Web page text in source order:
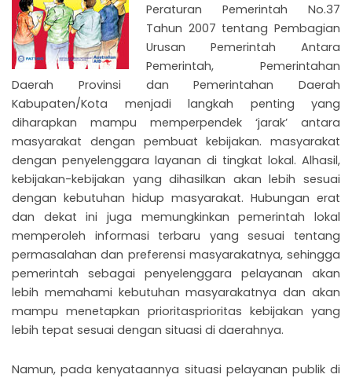
Peraturan Pemerintah No.37
Tahun 2007 tentang Pembagian
Urusan Pemerintah Antara
Pemerintah, Pemerintahan
Daerah Provinsi dan Pemerintahan Daerah
Kabupaten/Kota menjadi langkah penting yang
diharapkan mampu memperpendek ‘jarak’ antara
masyarakat dengan pembuat kebijakan. masyarakat
dengan penyelenggara layanan di tingkat lokal. Alhasil,
kebijakan-kebijakan yang dihasilkan akan lebih sesuai
dengan kebutuhan hidup masyarakat. Hubungan erat
dan dekat ini juga memungkinkan pemerintah lokal
memperoleh informasi terbaru yang sesuai tentang
permasalahan dan preferensi masyarakatnya, sehingga
pemerintah sebagai penyelenggara pelayanan akan
lebih memahami kebutuhan masyarakatnya dan akan
mampu menetapkan prioritasprioritas kebijakan yang
lebih tepat sesuai dengan situasi di daerahnya.
Namun, pada kenyataannya situasi pelayanan publik di